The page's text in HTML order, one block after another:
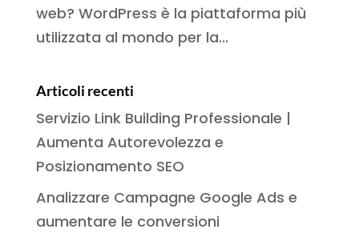
web? WordPress è la piattaforma più
utilizzata al mondo per la...
Articoli recenti
Servizio Link Building Professionale |
Aumenta Autorevolezza e
Posizionamento SEO
Analizzare Campagne Google Ads e
aumentare le conversioni